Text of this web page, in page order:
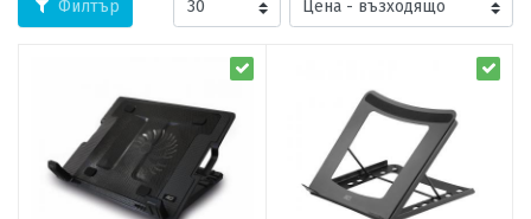
Филтър